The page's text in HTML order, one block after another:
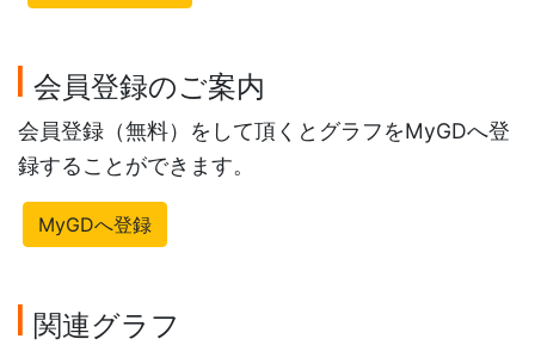
会員登録のご案内
会員登録（無料）をして頂くとグラフをMyGDへ登
録することができます。
MyGDへ登録
関連グラフ